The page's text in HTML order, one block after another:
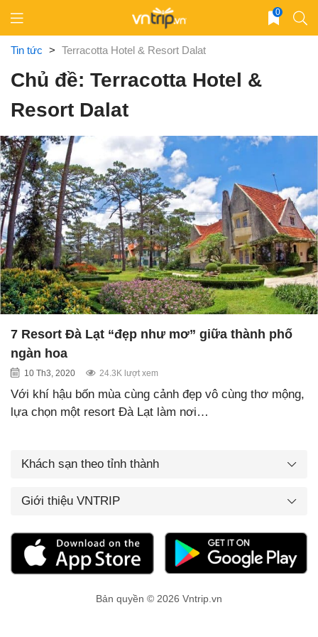
content
0
Tin tức > Terracotta Hotel & Resort Dalat
Chủ đề: Terracotta Hotel &
Resort Dalat
7 Resort Đà Lạt “đẹp như mơ” giữa thành phố
ngàn hoa
10 Th3, 2020 24.3K lượt xem
Với khí hậu bốn mùa cùng cảnh đẹp vô cùng thơ mộng,
lựa chọn một resort Đà Lạt làm nơi…
Khách sạn theo tỉnh thành
Giới thiệu VNTRIP
Bản quyền © 2026 Vntrip.vn